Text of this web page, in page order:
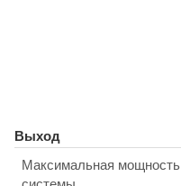
Выход
Максимальная мощность